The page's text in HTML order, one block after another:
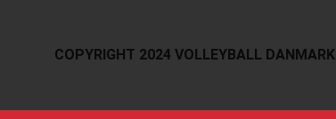
COPYRIGHT 2024 VOLLEYBALL DANMARK